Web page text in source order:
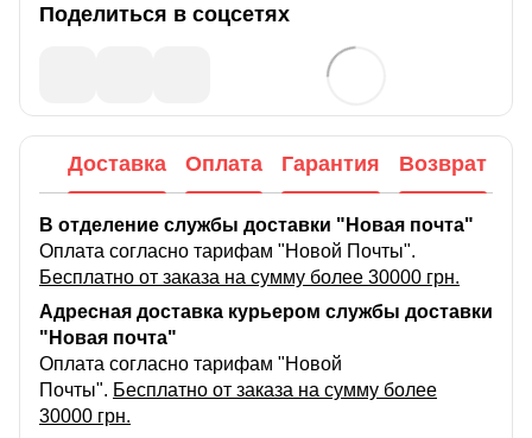
Поделиться в соцсетях
Доставка Оплата Гарантия Возврат
В отделение службы доставки "Новая почта"
Оплата согласно тарифам "Новой Почты".
Бесплатно от заказа на сумму более 30000 грн.
Адресная доставка курьером службы доставки
"Новая почта"
Оплата согласно тарифам "Новой
Почты". Бесплатно от заказа на сумму более
30000 грн.